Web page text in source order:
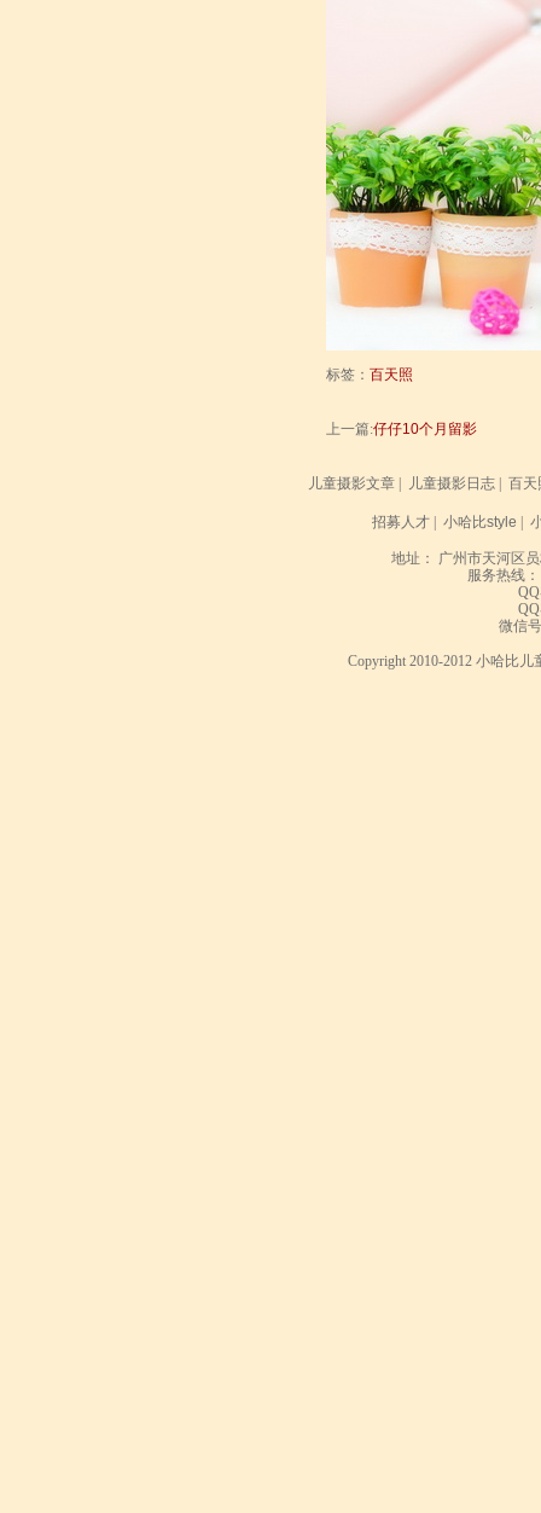
标签： 百天照
上一篇:仔仔10个月留影
儿童摄影文章 儿童摄影日志 百天
招募人才| 小哈比style
地址： 广州市天河区
服务热线：
微信
Copyright 2010-2012 小哈比